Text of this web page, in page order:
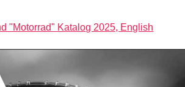
"Motorrad" Katalog 2025, English